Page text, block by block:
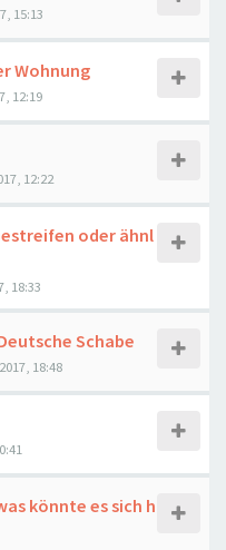
15:13
Wohnung
12:19
12:22
oder ähnl
18:33
Schabe
18:48
könnte es sich h